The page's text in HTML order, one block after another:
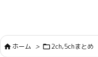
ホーム > 2ch,5chまとめ